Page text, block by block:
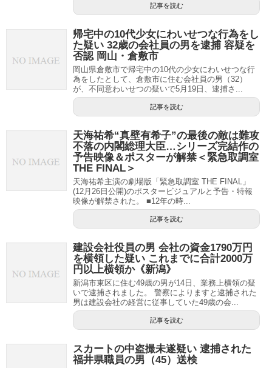
記事を読む
帰宅中の10代少女にわいせつな行為をし
た疑い 32歳の会社員の男を逮捕 容疑を
否認 岡山・倉敷市
岡山県倉敷市で帰宅中の10代の少女にわいせつな行
為をしたとして、倉敷市に住む会社員の男（32）
が、不同意わいせつの疑いで5月19日、逮捕さ...
記事を読む
天海祐希“真壁有希子”の最後の敵は難攻
不落の内閣総理大臣…シリーズ完結作の
予告映像＆ポスターが解禁＜緊急取調室
THE FINAL＞
天海祐希主演の劇場版「緊急取調室 THE FINAL」
(12月26日公開)のポスタービジュアルと予告・特報
映像が解禁された。 ■12年の時...
記事を読む
建設会社役員の男 会社の資金1790万円
を横領した疑い これまでに合計2000万
円以上横領か《新潟》
新潟市東区に住む49歳の男が14日、業務上横領の疑
いで逮捕されました。 警察によりますと逮捕された
男は建設会社の経営に従事していた49歳の会...
記事を読む
スカートの中盗撮未遂疑い 逮捕された
福井県職員の男（45）送検